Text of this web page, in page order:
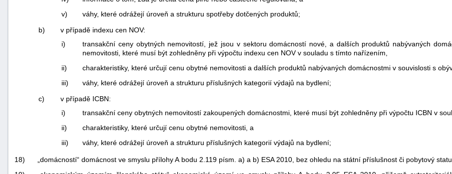
v)
váhy, které odrážejí úroveň a strukturu spotřeby dotčených produktů;
b)
v případě indexu cen NOV:
i)
transakční ceny obytných nemovitostí, jež jsou v sektoru domácností nové, a dalších produktů nabývaných
nemovitosti, které musí být zohledněny při výpočtu indexu cen NOV v souladu s tímto nařízením,
ii)
charakteristiky, které určují cenu obytné nemovitosti a dalších produktů nabývaných domácnostmi v souvislosti s
iii)
váhy, které odrážejí úroveň a strukturu příslušných kategorií výdajů na bydlení;
c)
v případě ICBN:
i)
transakční ceny obytných nemovitostí zakoupených domácnostmi, které musí být zohledněny při výpočtu ICBN v
ii)
charakteristiky, které určují cenu obytné nemovitosti, a
iii)
váhy, které odrážejí úroveň a strukturu příslušných kategorií výdajů na bydlení;
18)
„domácností“ domácnost ve smyslu přílohy A bodu 2.119 písm. a) a b) ESA 2010, bez ohledu na státní příslušnost či pobytový